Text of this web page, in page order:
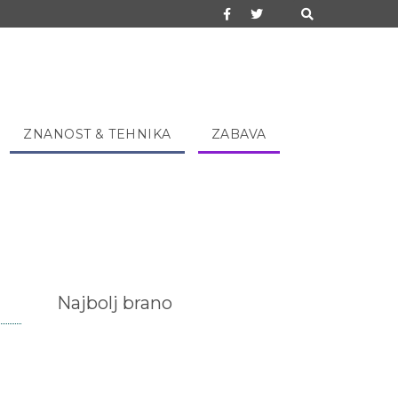
ZNANOST & TEHNIKA ZABAVA
Najbolj brano